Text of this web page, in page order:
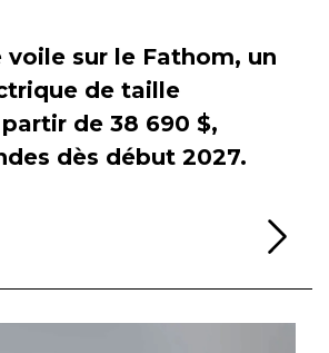
voile sur le Fathom, un
de taille
de 38 690 $,
dès début 2027.